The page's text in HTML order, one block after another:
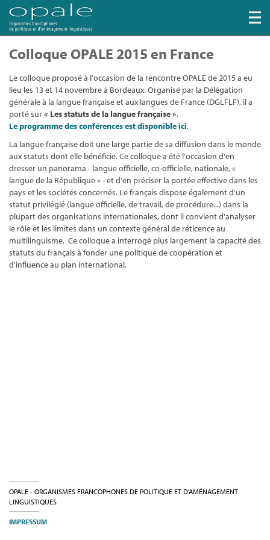
Colloque OPALE 2015 en France
Le colloque proposé à l'occasion de la rencontre OPALE de 2015 a eu
lieu les 13 et 14 novembre à Bordeaux. Organisé par la Délégation
générale à la langue française et aux langues de France (DGLFLF), il a
porté sur« Les statuts de la langue française ».
Le programme des conférences est disponible ici.
La langue française doit une large partie de sa diffusion dans le monde
aux statuts dont elle bénéficie. Ce colloque a été l'occasion d'en
dresser un panorama - langue officielle, co-officielle, nationale, «
langue de la République » - et d'en préciser la portée effective dans les
pays et les sociétés concernés. Le français dispose également d'un
statut privilégié (langue officielle, de travail, de procédure...) dans la
plupart des organisations internationales, dont il convient d'analyser
le rôle et les limites dans un contexte général de réticence au
multilinguisme. Ce colloque a interrogé plus largement la capacité des
statuts du français à fonder une politique de coopération et
d'influence au plan international.
OPALE - ORGANISMES FRANCOPHONES DE POLITIQUE ET D'AMÉNAGEMENT
LINGUISTIQUES
IMPRESSUM